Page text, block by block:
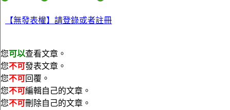
【無發表權】請登錄或者註冊
您可以查看文章。
您不可發表文章。
您不可回覆。
您不可編輯自己的文章。
您不可刪除自己的文章。